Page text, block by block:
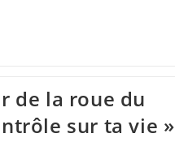
de la roue du
sur ta vie »